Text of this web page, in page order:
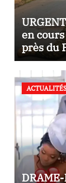
en
près du